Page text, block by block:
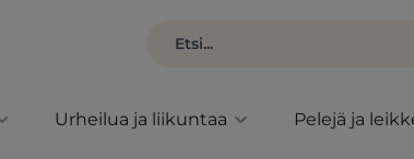
Urheilua ja liikuntaa Pelejä ja